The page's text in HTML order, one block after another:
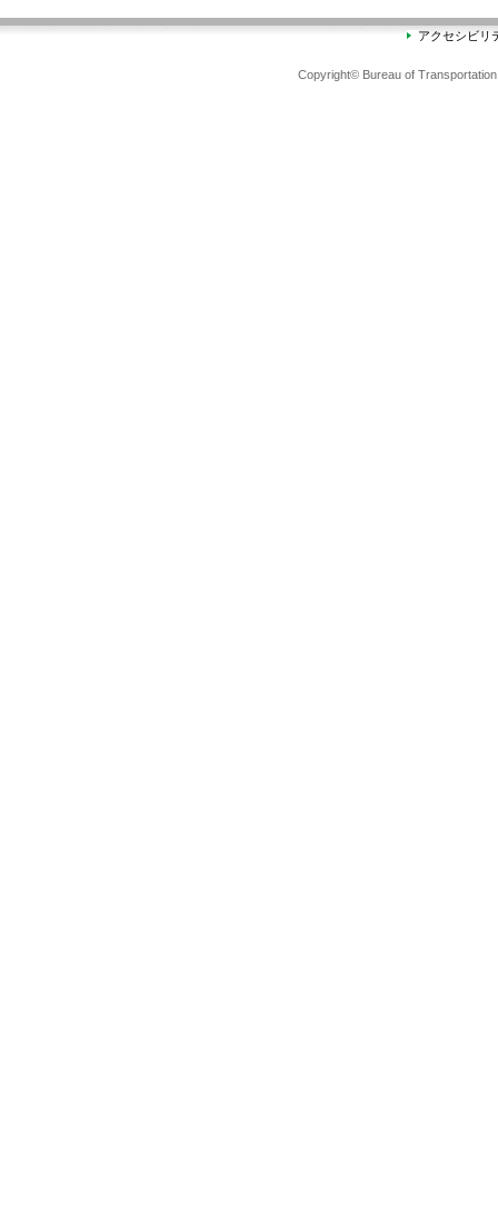
アクセシビリ
Copyright© Bureau of